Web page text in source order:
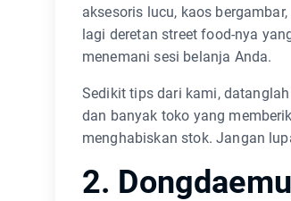
aksesoris lucu, kaos
lagi deretan street food-nya
menemani sesi belanja Anda.
Sedikit tips dari kami,
dan banyak toko yang
menghabiskan stok. Jangan
2.